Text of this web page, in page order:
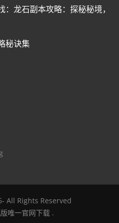
龙石副本攻略：探秘秘境，
秘诀集
- All Rights Reserved
唯一官网下载 .